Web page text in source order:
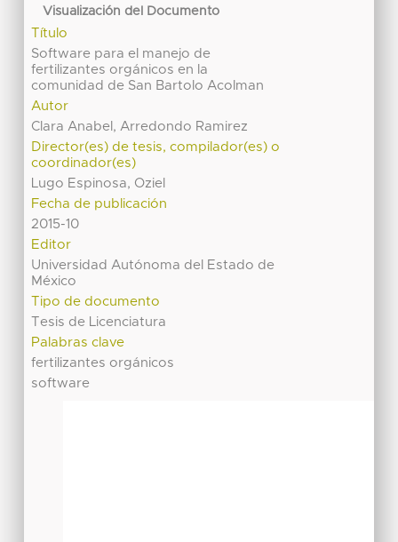
Visualización del Documento
Título
Software para el manejo de
fertilizantes orgánicos en la
comunidad de San Bartolo Acolman
Autor
Clara Anabel, Arredondo Ramirez
Director(es) de tesis, compilador(es) o
coordinador(es)
Lugo Espinosa, Oziel
Fecha de publicación
2015-10
Editor
Universidad Autónoma del Estado de
México
Tipo de documento
Tesis de Licenciatura
Palabras clave
fertilizantes orgánicos
software